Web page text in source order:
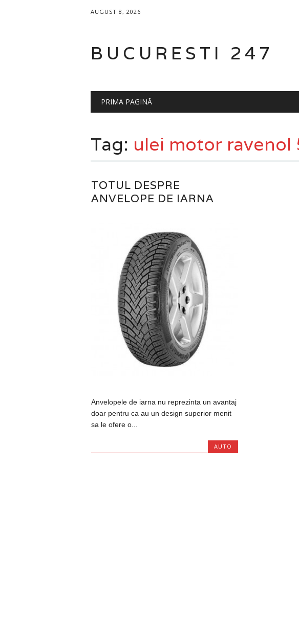
AUGUST 8, 2026
BUCURESTI 247
Main menu
PRIMA PAGINĂ
Tag: ulei motor ravenol
TOTUL DESPRE
ANVELOPE DE IARNA
Anvelopele de iarna nu reprezinta un avantaj
doar pentru ca au un design superior menit
sa le ofere o...
AUTO